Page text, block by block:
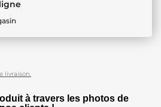
livraison.
à travers les photos de